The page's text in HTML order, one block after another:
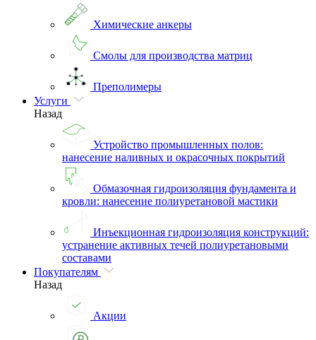
Химические анкеры
Смолы для производства матриц
Преполимеры
Услуги
Назад
Устройство промышленных полов:
нанесение наливных и окрасочных покрытий
Обмазочная гидроизоляция фундамента и
кровли: нанесение полиуретановой мастики
Инъекционная гидроизоляция конструкций:
устранение активных течей полиуретановыми
составами
Покупателям
Назад
Акции